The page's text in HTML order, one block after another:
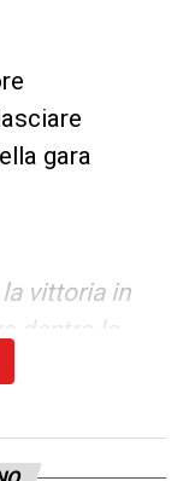
gara
vittoria in
dentro la
quello che ha
solo così